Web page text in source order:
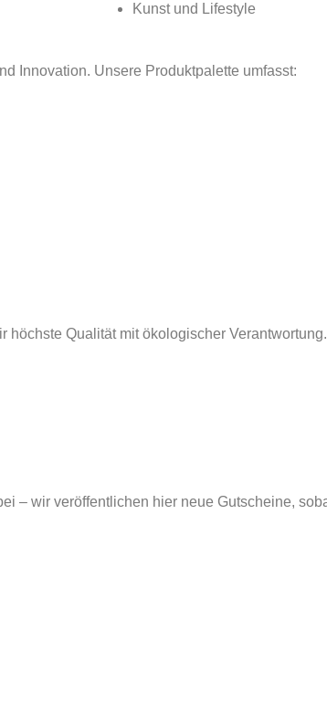
Kunst und Lifestyle
Innovation. Unsere Produktpalette umfasst:
Qualität mit ökologischer Verantwortung.
– wir veröffentlichen hier neue Gutscheine,